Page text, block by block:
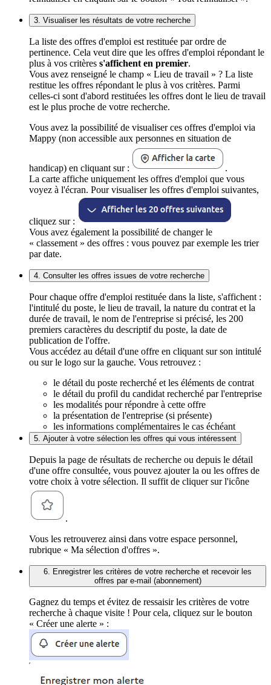
3. Visualiser les résultats de votre recherche
La liste des offres d'emploi est restituée par ordre de
pertinence. Cela veut dire que les offres d'emploi répondant le
plus à vos critères s'affichent en premier.
Vous avez renseigné le champ « Lieu de travail » ? La liste
restitue les offres répondant le plus à vos critères. Parmi
celles-ci sont d'abord restituées les offres dont le lieu de travail
est le plus proche de votre recherche.
Vous avez la possibilité de visualiser ces offres d'emploi via
Mappy (non accessible aux personnes en situation de
handicap) en cliquant sur :
.
La carte affiche uniquement les offres d'emploi que vous
voyez à l'écran. Pour visualiser les offres d'emploi suivantes,
cliquez sur :
Vous avez également la possibilité de changer le
« classement » des offres : vous pouvez par exemple les trier
par date.
4. Consulter les offres issues de votre recherche
Pour chaque offre d'emploi restituée dans la liste, s'affichent :
l'intitulé du poste, le lieu de travail, la nature du contrat et la
durée de travail, le nom de l'entreprise si précisé, les 200
premiers caractères du descriptif du poste, la date de
publication de l'offre.
Vous accédez au détail d'une offre en cliquant sur son intitulé
ou sur le logo sur la gauche. Vous retrouvez :
le détail du poste recherché et les éléments de contrat
le détail du profil du candidat recherché par l'entreprise
les modalités pour répondre à cette offre
la présentation de l'entreprise (si présente)
les informations complémentaires le cas échéant
5. Ajouter à votre sélection les offres qui vous intéressent
Depuis la page de résultats de recherche ou depuis le détail
d'une offre consultée, vous pouvez ajouter la ou les offres de
votre choix à votre sélection. Il suffit de cliquer sur l'icône
.
Vous les retrouverez ainsi dans votre espace personnel,
rubrique « Ma sélection d'offres ».
6. Enregistrer les critères de votre recherche et recevoir les
offres par e-mail (abonnement)
Gagnez du temps et évitez de ressaisir les critères de votre
recherche à chaque visite ! Pour cela, cliquez sur le bouton
« Créer une alerte » :